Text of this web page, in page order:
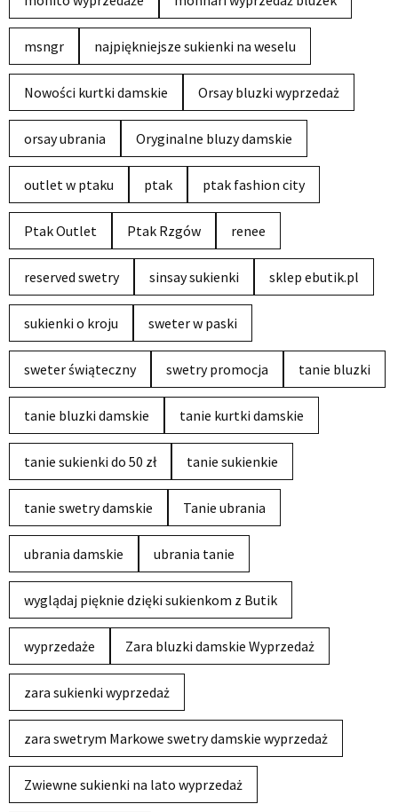
msngr najpiękniejsze sukienki na weselu
Nowości kurtki damskie Orsay bluzki wyprzedaż
orsay ubrania Oryginalne bluzy damskie
outlet w ptaku ptak ptak fashion city
Ptak Outlet Ptak Rzgów renee
reserved swetry sinsay sukienki sklep ebutik.pl
sukienki o kroju sweter w paski
sweter świąteczny swetry promocja tanie bluzki
tanie bluzki damskie tanie kurtki damskie
tanie sukienki do 50 zł tanie sukienkie
tanie swetry damskie Tanie ubrania
ubrania damskie ubrania tanie
wyglądaj pięknie dzięki sukienkom z Butik
wyprzedaże Zara bluzki damskie Wyprzedaż
zara sukienki wyprzedaż
zara swetrym Markowe swetry damskie wyprzedaż
Zwiewne sukienki na lato wyprzedaż